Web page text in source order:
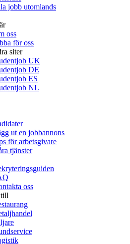
jobb utomlands
oss
för oss
siter
UK
DE
ES
NL
ut en jobbannons
för arbetsgivare
tjänster
oss